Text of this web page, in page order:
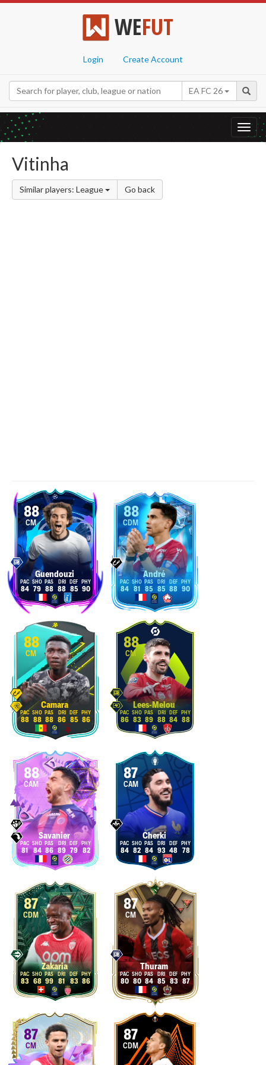
WEFUT
Login Create Account
EA FC 26
Vitinha
Similar players: League Go back
88
CM
Guendouzi
84 79 88 88 85 90
88
CDM
André
84 81 85 85 88 90
88
CM
Camara
88 88 88 86 85 86
88
CM
Lees-Melou
86 83 89 88 84 88
88
CAM
Savanier
81 84 86 89 79 82
87
CAM
Cherki
84 82 84 93 48 78
87
CDM
Zakaria
83 68 99 81 83 86
87
CM
Thuram
80 80 84 85 83 87
87
CM
87
CDM